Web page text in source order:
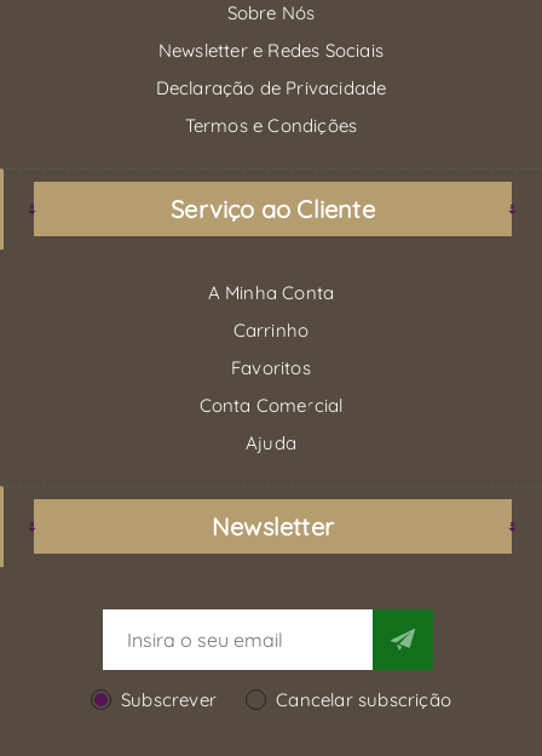
Sobre Nós
Newsletter e Redes Sociais
Declaração de Privacidade
Termos e Condições
Serviço ao Cliente
A Minha Conta
Carrinho
Favoritos
Conta Comercial
Ajuda
Newsletter
Subscrever Cancelar subscrição